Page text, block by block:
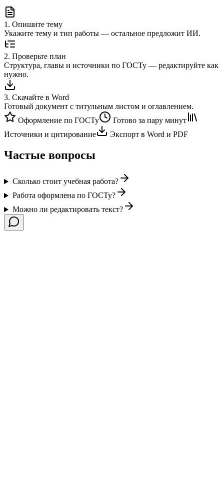
1 . Опишите тему
Укажите тему и тип работы — остальное предложит ИИ.
2. Проверьте план
Структура, главы и источники по ГОСТу — редактируйте как
нужно.
3. Скачайте в Word
Готовый документ с титульным листом и оглавлением.
Оформление по ГОСТу
Готово за пару минут
Источники и цитирование
Экспорт в Word и PDF
Частые вопросы
Сколько стоит учебная работа?
Работа оформлена по ГОСТу?
Можно ли редактировать текст?